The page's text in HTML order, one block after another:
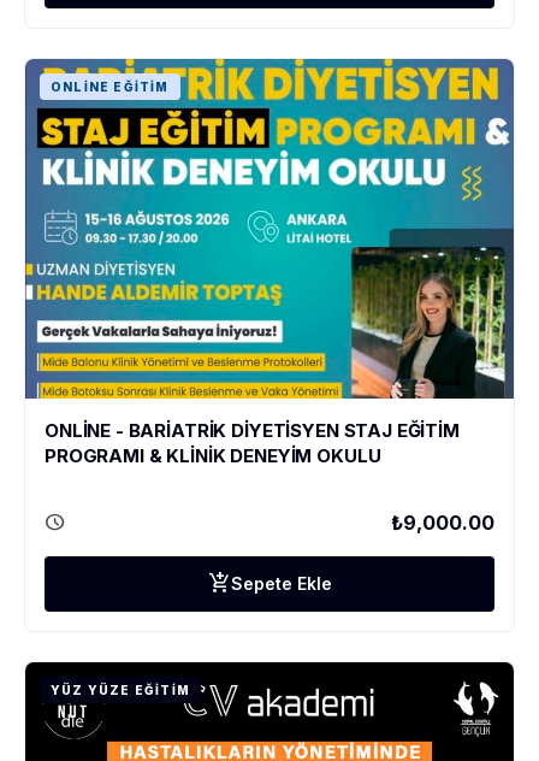
ONLINE EĞITIM
ONLİNE - BARİATRİK DİYETİSYEN STAJ EĞİTİM
PROGRAMI & KLİNİK DENEYİM OKULU
schedule ₺9,000.00
add_shopping_cartSepete Ekle
YÜZ YÜZE EĞITIM